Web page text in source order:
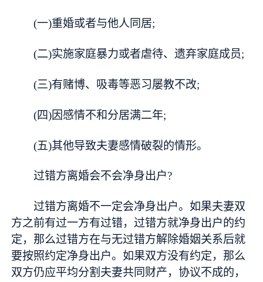
(一)重婚或者与他人同居;
(二)实施家庭暴力或者虐待、遗弃家庭成员;
(三)有赌博、吸毒等恶习屡教不改;
(四)因感情不和分居满二年;
(五)其他导致夫妻感情破裂的情形。
过错方离婚会不会净身出户?
过错方离婚不一定会净身出户。如果夫妻双
方之前有过一方有过错，过错方就净身出户的约
定，那么过错方在与无过错方解除婚姻关系后就
要按照约定净身出户。如果双方没有约定，那么
双方仍应平均分割夫妻共同财产，协议不成的，